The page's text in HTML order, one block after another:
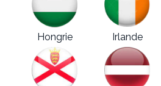
Hongrie Irlande